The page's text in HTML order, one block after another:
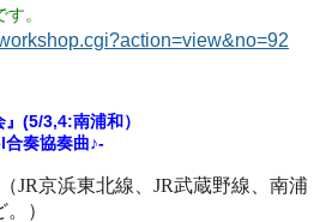
。
』(5/3,4:南浦和）
合奏協奏曲♪-
JR京浜東北線、JR武蔵野線、南浦
）